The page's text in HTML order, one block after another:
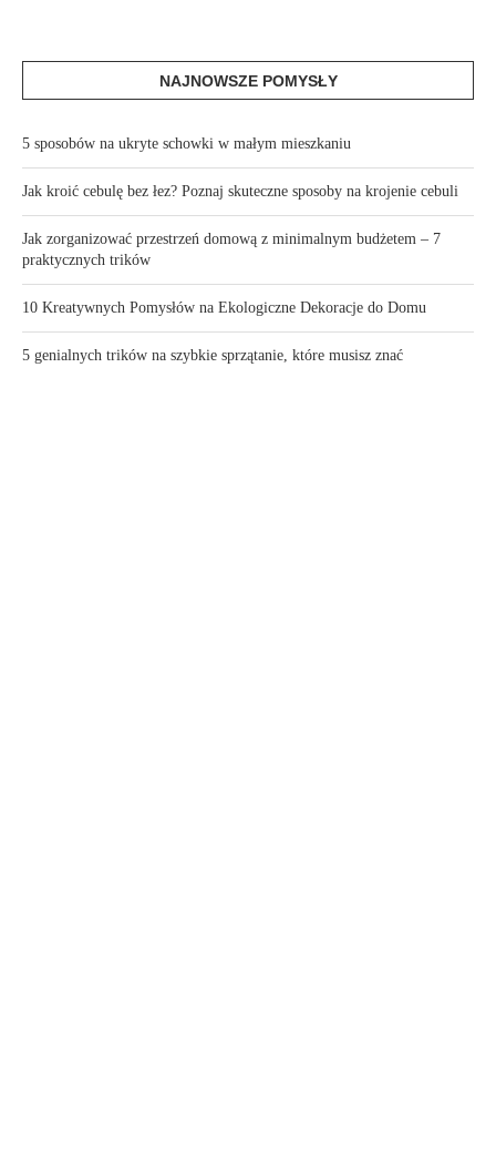
NAJNOWSZE POMYSŁY
5 sposobów na ukryte schowki w małym mieszkaniu
Jak kroić cebulę bez łez? Poznaj skuteczne sposoby na krojenie cebuli
Jak zorganizować przestrzeń domową z minimalnym budżetem – 7
praktycznych trików
10 Kreatywnych Pomysłów na Ekologiczne Dekoracje do Domu
5 genialnych trików na szybkie sprzątanie, które musisz znać